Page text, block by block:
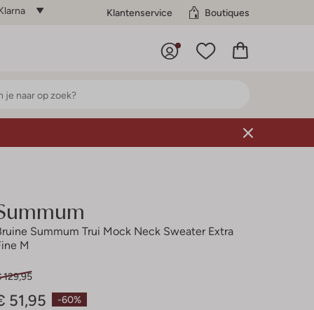
Klantenservice Boutiques
Summum Trui Mock Neck Sweater Extra
M
-60%
129,95
51,95